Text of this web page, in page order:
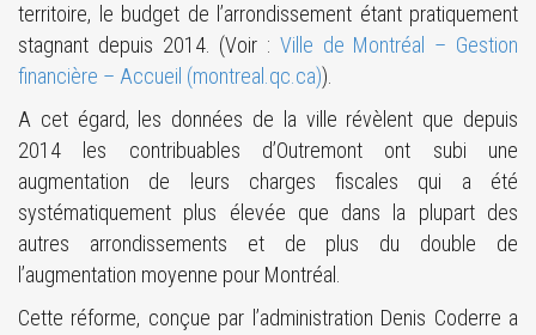
territoire, le budget de l’arrondissement étant pratiquement
stagnant depuis 2014. (Voir : Ville de Montréal – Gestion
financière – Accueil (montreal.qc.ca)).
A cet égard, les données de la ville révèlent que depuis
2014 les contribuables d’Outremont ont subi une
augmentation de leurs charges fiscales qui a été
systématiquement plus élevée que dans la plupart des
autres arrondissements et de plus du double de
l’augmentation moyenne pour Montréal.
Cette réforme, conçue par l’administration Denis Coderre a